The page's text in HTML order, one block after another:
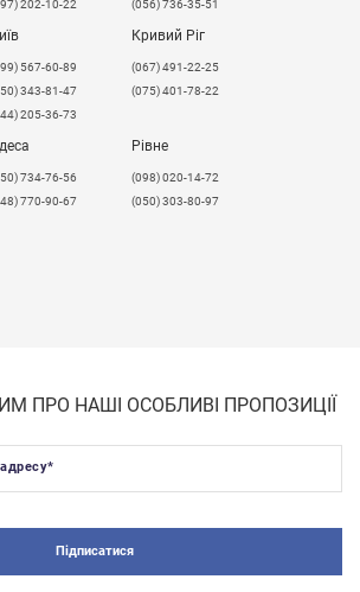
202-10-22
(056) 736-35-51
567-60-89
343-81-47
205-36-73
Кривий Ріг
(067) 491-22-25
(075) 401-78-22
734-76-56
770-90-67
Рівне
(098) 020-14-72
(050) 303-80-97
ПРО НАШІ ОСОБЛИВІ ПРОПОЗИЦІЇ
*
Підписатися